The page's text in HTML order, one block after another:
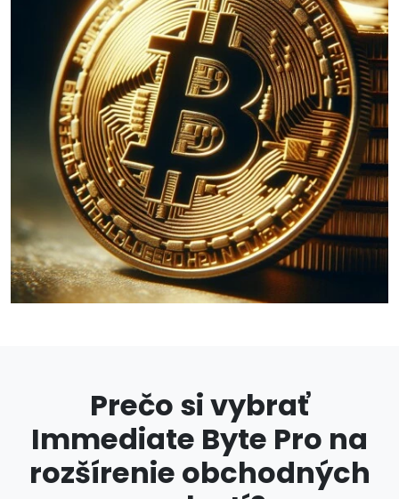
Prečo si vybrať
Immediate Byte Pro na
rozšírenie obchodných